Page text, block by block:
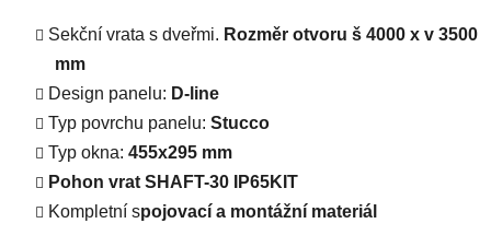
Sekční vrata s dveřmi. Rozměr otvoru š 4000 x v 3500
mm
Design panelu: D-line
Typ povrchu panelu: Stucco
Typ okna: 455х295 mm
Pohon vrat SHAFT-30 IP65KIT
Kompletní spojovací a montážní materiál